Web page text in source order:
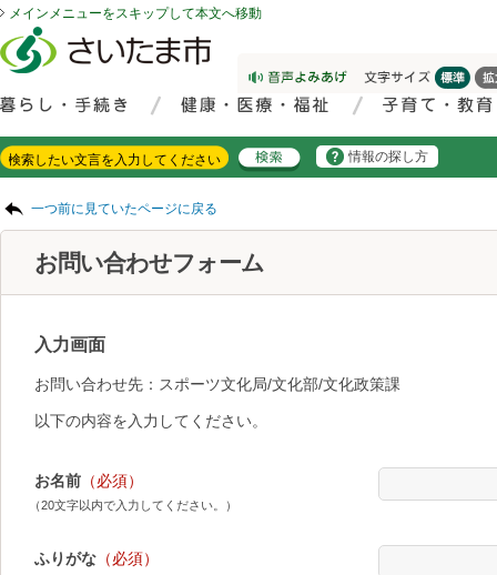
メインメニューをスキップして本文へ移動
情報の探し方
一つ前に見ていたページに戻る
お問い合わせフォーム
入力画面
お問い合わせ先：スポーツ文化局/文化部/文化政策課
以下の内容を入力してください。
お名前 （必須）
（20文字以内で入力してください。）
ふりがな （必須）